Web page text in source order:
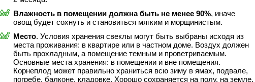
Влажность в помещении должна быть не менее 90%, иначе
овощ будет сохнуть и становиться мягким и морщинистым.
Место. Условия хранения свеклы могут быть выбраны исходя из
места проживания: в квартире или в частном доме. Воздух должен
быть прохладным, а помещение темным и проветриваемым.
Основные места хранения: в помещении и вне помещения.
Корнеплод может правильно храниться всю зиму в ямах, подвале,
погребе, балконе, кладовке. Хорошо сохраняется на полу, на земле,